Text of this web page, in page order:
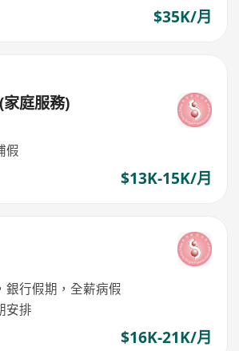
$35K/月
庭服務)
假
$13K-15K/月
銀行假期，全薪病假
安排
$16K-21K/月